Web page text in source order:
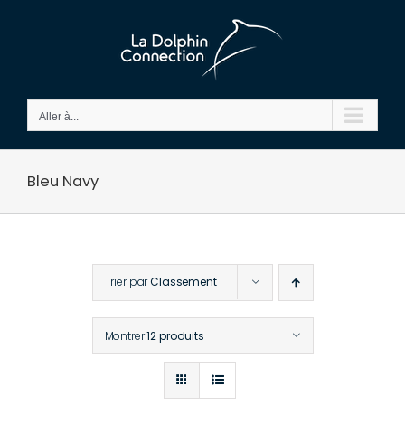
Aller à...
Bleu Navy
Trier parClassement
Montrer12 produits